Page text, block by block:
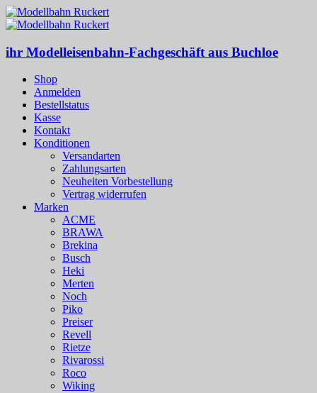
ihr Modelleisenbahn-Fachgeschäft aus Buchloe
Shop
Anmelden
Bestellstatus
Kasse
Kontakt
Konditionen
Versandarten
Zahlungsarten
Neuheiten Vorbestellung
Vertrag widerrufen
Marken
ACME
BRAWA
Brekina
Busch
Heki
Merten
Noch
Piko
Preiser
Revell
Rietze
Rivarossi
Roco
Wiking